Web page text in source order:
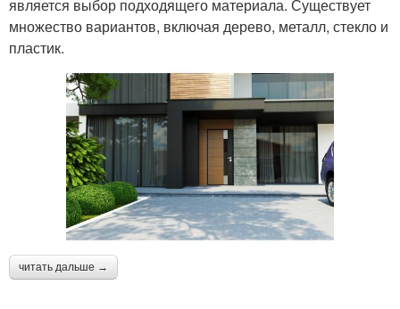
является выбор подходящего материала. Существует
множество вариантов, включая дерево, металл, стекло и
пластик.
читать дальше →